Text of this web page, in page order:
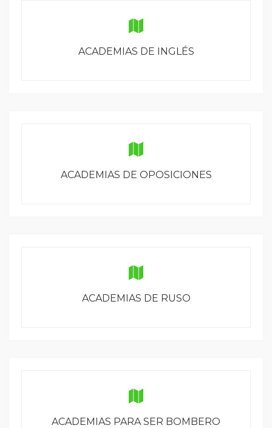
ACADEMIAS DE INGLÉS
ACADEMIAS DE OPOSICIONES
ACADEMIAS DE RUSO
ACADEMIAS PARA SER BOMBERO